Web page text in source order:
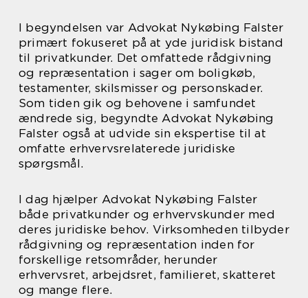
I begyndelsen var Advokat Nykøbing Falster
primært fokuseret på at yde juridisk bistand
til privatkunder. Det omfattede rådgivning
og repræsentation i sager om boligkøb,
testamenter, skilsmisser og personskader.
Som tiden gik og behovene i samfundet
ændrede sig, begyndte Advokat Nykøbing
Falster også at udvide sin ekspertise til at
omfatte erhvervsrelaterede juridiske
spørgsmål.
I dag hjælper Advokat Nykøbing Falster
både privatkunder og erhvervskunder med
deres juridiske behov. Virksomheden tilbyder
rådgivning og repræsentation inden for
forskellige retsområder, herunder
erhvervsret, arbejdsret, familieret, skatteret
og mange flere.